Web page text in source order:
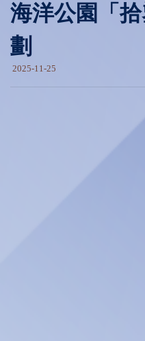
海洋公園「
劃
2025-11-25